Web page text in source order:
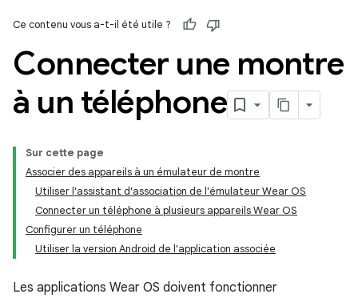
Ce contenu vous a-t-il été utile ?
Connecter une montre
à un téléphone
Sur cette page
Associer des appareils à un émulateur de montre
Utiliser l'assistant d'association de l'émulateur Wear OS
Connecter un téléphone à plusieurs appareils Wear OS
Configurer un téléphone
Utiliser la version Android de l'application associée
Les applications Wear OS doivent fonctionner